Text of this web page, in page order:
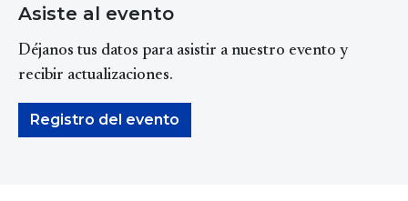
Asiste al evento
Déjanos tus datos para asistir a nuestro evento y
recibir actualizaciones.
Registro del evento